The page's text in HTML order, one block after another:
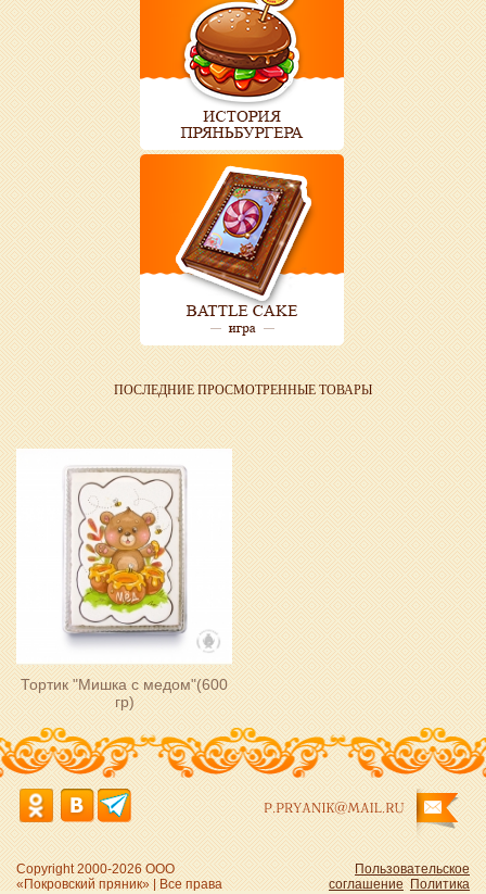
ПОСЛЕДНИЕ ПРОСМОТРЕННЫЕ ТОВАРЫ
Тортик "Мишка с медом"(600
гр)
Copyright 2000-2026 ООО
«Покровский пряник» | Все права
Пользовательское
соглашение Политика